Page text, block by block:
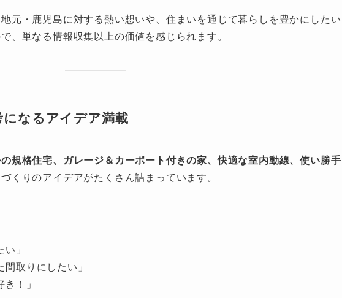
元・鹿児島に対する熱い想いや、住まいを通じて暮らしを豊かにしたい
、単なる情報収集以上の価値を感じられます。
なるアイデア満載
規格住宅、ガレージ＆カーポート付きの家、快適な室内動線、使い勝手
くりのアイデアがたくさん詰まっています。
」
間取りにしたい」
き！」